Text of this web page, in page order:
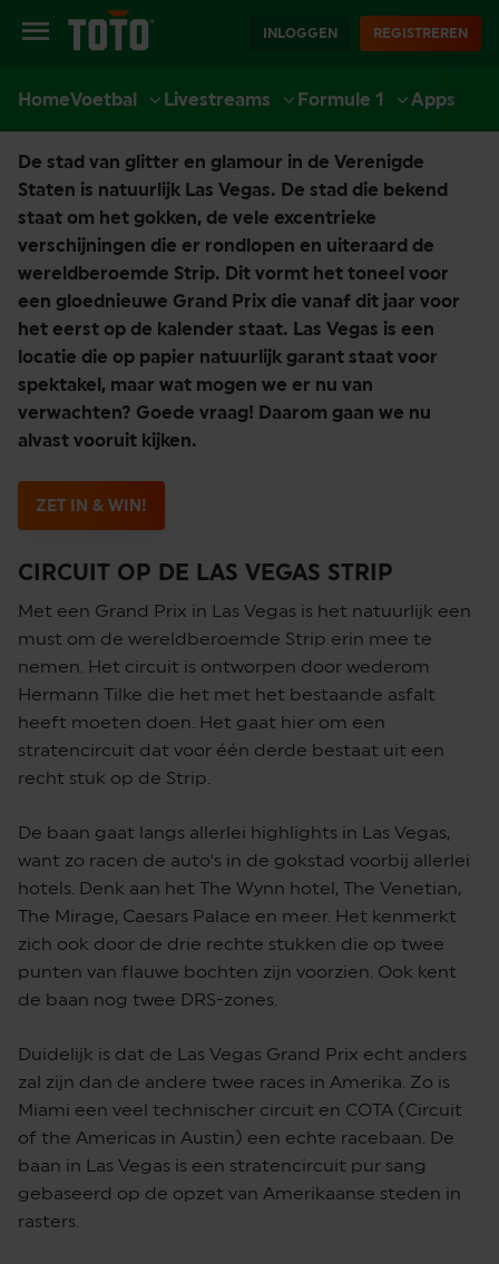
INLOGGEN REGISTREREN
HomeVoetbal Livestreams Formule 1 Apps
De stad van glitter en glamour in de Verenigde
Staten is natuurlijk Las Vegas. De stad die bekend
staat om het gokken, de vele excentrieke
verschijningen die er rondlopen en uiteraard de
wereldberoemde Strip. Dit vormt het toneel voor
een gloednieuwe Grand Prix die vanaf dit jaar voor
het eerst op de kalender staat. Las Vegas is een
locatie die op papier natuurlijk garant staat voor
spektakel, maar wat mogen we er nu van
verwachten? Goede vraag! Daarom gaan we nu
alvast vooruit kijken.
ZET IN & WIN!
CIRCUIT OP DE LAS VEGAS STRIP
Met een Grand Prix in Las Vegas is het natuurlijk een
must om de wereldberoemde Strip erin mee te
nemen. Het circuit is ontworpen door wederom
Hermann Tilke die het met het bestaande asfalt
heeft moeten doen. Het gaat hier om een
stratencircuit dat voor één derde bestaat uit een
recht stuk op de Strip.
De baan gaat langs allerlei highlights in Las Vegas,
want zo racen de auto's in de gokstad voorbij allerlei
hotels. Denk aan het The Wynn hotel, The Venetian,
The Mirage, Caesars Palace en meer. Het kenmerkt
zich ook door de drie rechte stukken die op twee
punten van flauwe bochten zijn voorzien. Ook kent
de baan nog twee DRS-zones.
Duidelijk is dat de Las Vegas Grand Prix echt anders
zal zijn dan de andere twee races in Amerika. Zo is
Miami een veel technischer circuit en COTA (Circuit
of the Americas in Austin) een echte racebaan. De
baan in Las Vegas is een stratencircuit pur sang
gebaseerd op de opzet van Amerikaanse steden in
rasters.